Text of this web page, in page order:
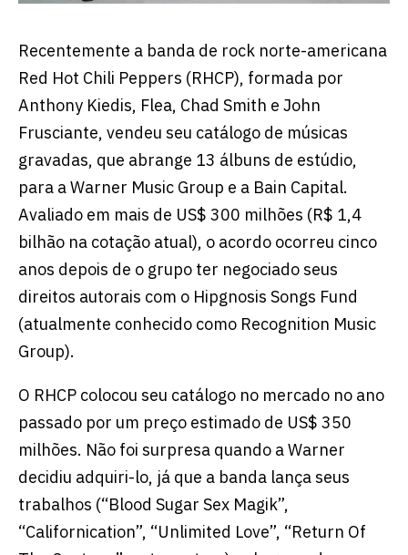
Recentemente a banda de rock norte-americana
Red Hot Chili Peppers (RHCP), formada por
Anthony Kiedis, Flea, Chad Smith e John
Frusciante, vendeu seu catálogo de músicas
gravadas, que abrange 13 álbuns de estúdio,
para a Warner Music Group e a Bain Capital.
Avaliado em mais de US$ 300 milhões (R$ 1,4
bilhão na cotação atual), o acordo ocorreu cinco
anos depois de o grupo ter negociado seus
direitos autorais com o Hipgnosis Songs Fund
(atualmente conhecido como Recognition Music
Group).
O RHCP colocou seu catálogo no mercado no ano
passado por um preço estimado de US$ 350
milhões. Não foi surpresa quando a Warner
decidiu adquiri-lo, já que a banda lança seus
trabalhos (“Blood Sugar Sex Magik”,
“Californication”, “Unlimited Love”, “Return Of